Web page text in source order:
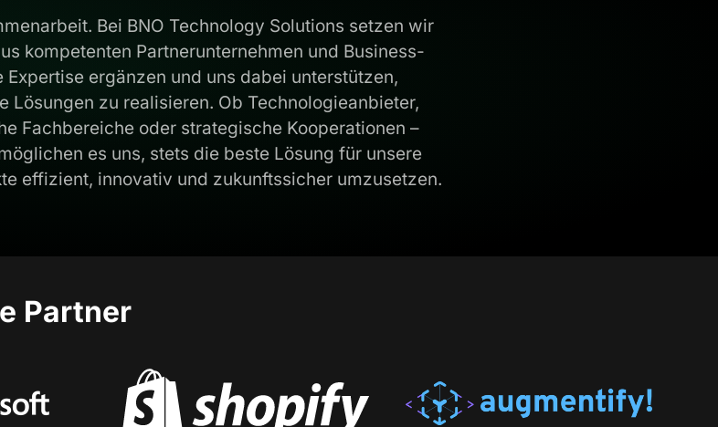
Bei BNO Technology Solutions setzen wir
kompetenten Partnerunternehmen und Business-
Expertise ergänzen und uns dabei unterstützen,
Lösungen zu realisieren. Ob Technologieanbieter,
Fachbereiche oder strategische Kooperationen –
es uns, stets die beste Lösung für unsere
effizient, innovativ und zukunftssicher umzusetzen.
Partner